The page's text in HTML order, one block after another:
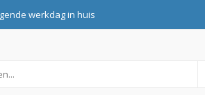
werkdag in huis